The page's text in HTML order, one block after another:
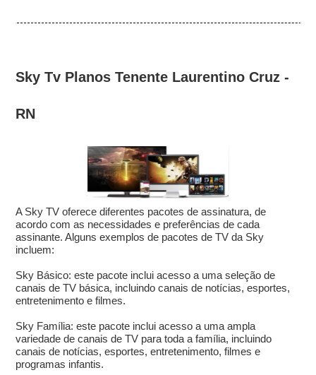
Sky Tv Planos Tenente Laurentino Cruz -
RN
A Sky TV oferece diferentes pacotes de assinatura, de
acordo com as necessidades e preferências de cada
assinante. Alguns exemplos de pacotes de TV da Sky
incluem:
Sky Básico: este pacote inclui acesso a uma seleção de
canais de TV básica, incluindo canais de notícias, esportes,
entretenimento e filmes.
Sky Família: este pacote inclui acesso a uma ampla
variedade de canais de TV para toda a família, incluindo
canais de notícias, esportes, entretenimento, filmes e
programas infantis.